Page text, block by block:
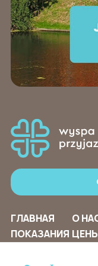
ГЛАВНАЯ О
ПОКАЗАНИЯ